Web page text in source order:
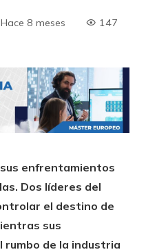
Hace 8 meses 147
enfrentamientos
Dos líderes del
el destino de
sus
rumbo de la industria